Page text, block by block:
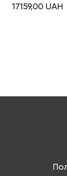
17159,00 UAH